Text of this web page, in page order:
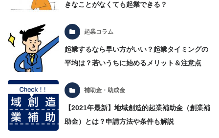
きなことがなくても起業できる？
起業コラム
起業するなら早い方がいい？起業タイミングの
平均は？若いうちに始めるメリット＆注意点
補助金・助成金
【2021年最新】地域創造的起業補助金（創業補
助金）とは？申請方法や条件も解説